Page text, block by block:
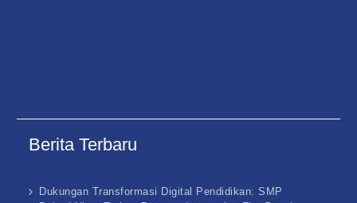
Berita Terbaru
Dukungan Transformasi Digital Pendidikan: SMP